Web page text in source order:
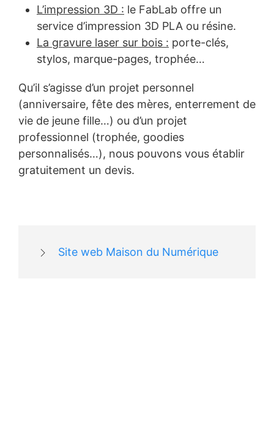
L’impression 3D : le FabLab offre un
service d’impression 3D PLA ou résine.
La gravure laser sur bois : porte-clés,
stylos, marque-pages, trophée…
Qu’il s’agisse d’un projet personnel
(anniversaire, fête des mères, enterrement de
vie de jeune fille…) ou d’un projet
professionnel (trophée, goodies
personnalisés…), nous pouvons vous établir
gratuitement un devis.
Site web Maison du Numérique